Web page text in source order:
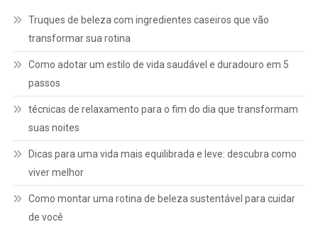
Truques de beleza com ingredientes caseiros que vão
transformar sua rotina
Como adotar um estilo de vida saudável e duradouro em 5
passos
técnicas de relaxamento para o fim do dia que transformam
suas noites
Dicas para uma vida mais equilibrada e leve: descubra como
viver melhor
Como montar uma rotina de beleza sustentável para cuidar
de você